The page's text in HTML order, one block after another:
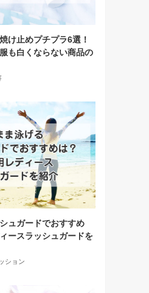
け止めプチプラ6選！
も白くならない商品の
ュガードでおすすめ
ースラッシュガードを
ション